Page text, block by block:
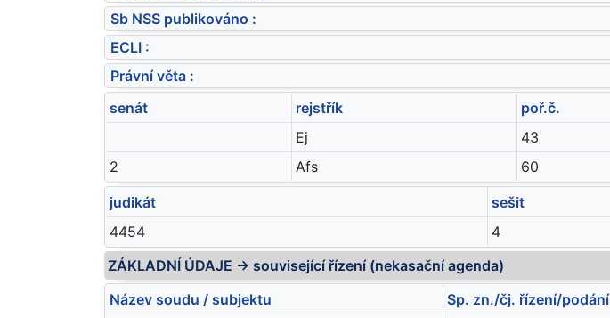
Sb NSS publikováno :
ECLI :
Právní věta :
senát
rejstřík poř.č.
Ej
43
2
Afs 60
judikát
sešit
4454
4
ZÁKLADNÍ ÚDAJE -> související řízení (nekasační agenda)
Název soudu / subjektu
Sp. zn./čj. řízení/podání